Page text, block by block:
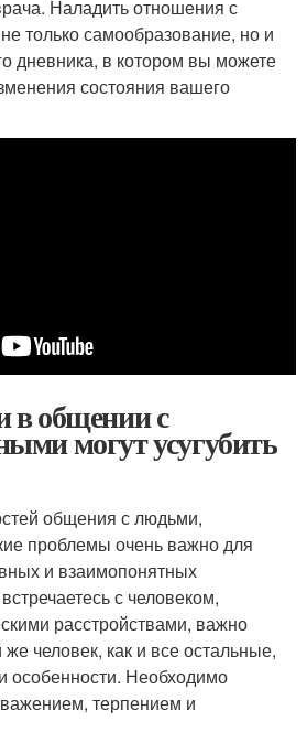
Наладить отношения с
только самообразование, но и
дневника, в котором вы можете
состояния вашего
в общении с
могут усугубить
общения с людьми,
проблемы очень важно для
и взаимопонятных
с человеком,
расстройствами, важно
же человек, как и все остальные,
особенности. Необходимо
терпением и